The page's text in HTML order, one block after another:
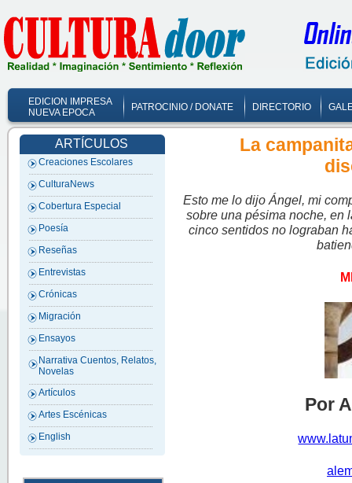
EDICION IMPRESA
NUEVA EPOCA
PATROCINIO / DONATE DIRECTORIO
ARTÍCULOS
Creaciones Escolares
CulturaNews
Cobertura Especial
Poesía
Reseñas
Entrevistas
Crónicas
Migración
Ensayos
Narrativa Cuentos, Relatos,
Novelas
Artículos
Artes Escénicas
English
La
Esto me lo dijo Ángel, mi
sobre una pésima noche, en
cinco sentidos no lograban
Por